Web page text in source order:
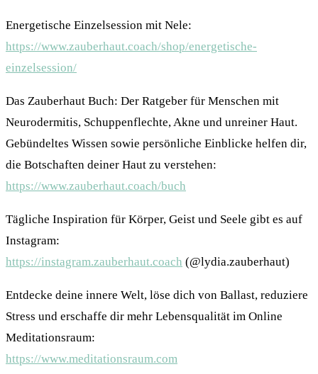
Energetische Einzelsession mit Nele:
https://www.zauberhaut.coach/shop/energetische-
einzelsession/
Das Zauberhaut Buch: Der Ratgeber für Menschen mit
Neurodermitis, Schuppenflechte, Akne und unreiner Haut.
Gebündeltes Wissen sowie persönliche Einblicke helfen dir,
die Botschaften deiner Haut zu verstehen:
https://www.zauberhaut.coach/buch
Tägliche Inspiration für Körper, Geist und Seele gibt es auf
Instagram:
https://instagram.zauberhaut.coach (@lydia.zauberhaut)
Entdecke deine innere Welt, löse dich von Ballast, reduziere
Stress und erschaffe dir mehr Lebensqualität im Online
Meditationsraum:
https://www.meditationsraum.com